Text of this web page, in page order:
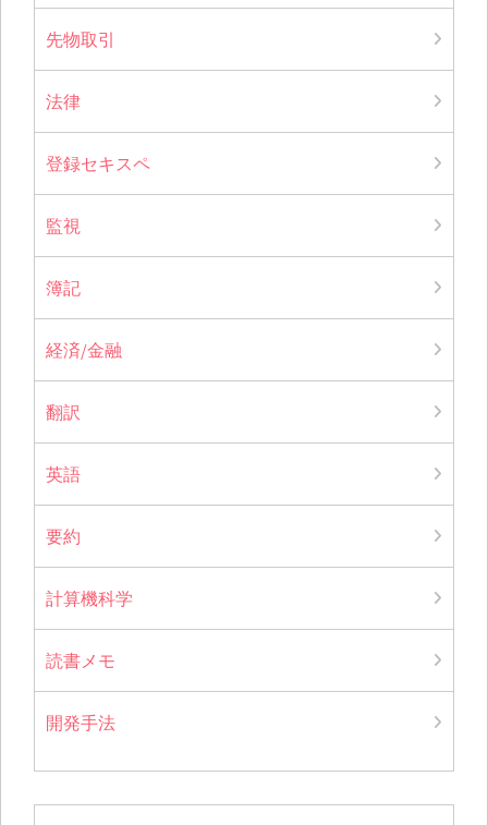
先物取引
法律
登録セキスペ
監視
簿記
経済/金融
翻訳
英語
要約
計算機科学
読書メモ
開発手法